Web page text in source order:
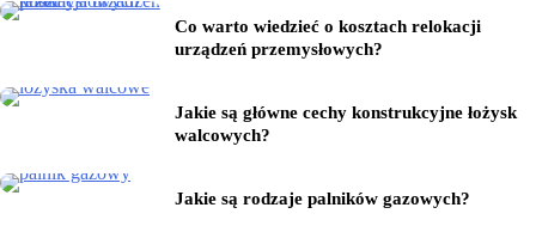
Co warto wiedzieć o kosztach relokacji
urządzeń przemysłowych?
Jakie są główne cechy konstrukcyjne łożysk
walcowych?
Jakie są rodzaje palników gazowych?